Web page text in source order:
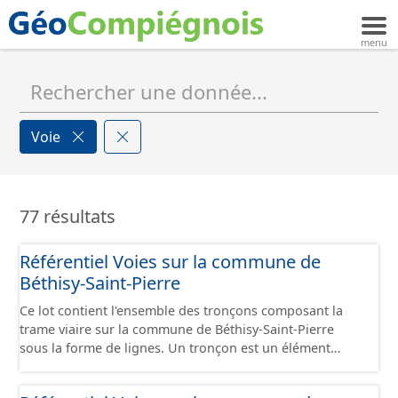
Voie
77 résultats
Référentiel Voies sur la commune de
Béthisy-Saint-Pierre
Ce lot contient l'ensemble des tronçons composant la
trame viaire sur la commune de Béthisy-Saint-Pierre
sous la forme de lignes. Un tronçon est un élément